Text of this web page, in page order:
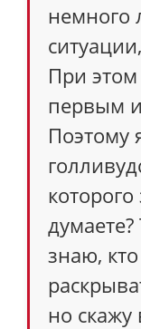
немного
При
первым
Поэтому
знаю,
но скажу